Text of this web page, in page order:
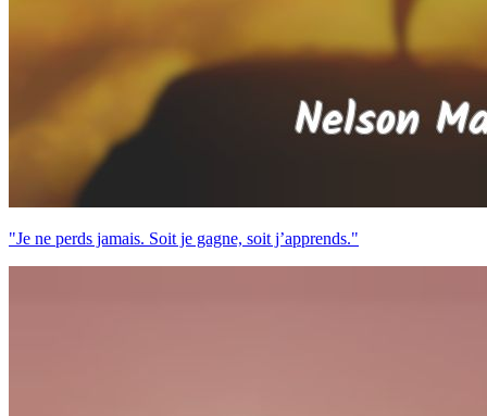
"Je ne perds jamais. Soit je gagne, soit j’apprends."